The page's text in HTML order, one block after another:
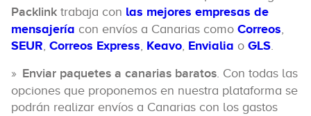
Packlink trabaja con las mejores empresas de
mensajería con envíos a Canarias como Correos,
SEUR, Correos Express, Keavo, Envialia o GLS.
Enviar paquetes a canarias baratos. Con todas las
opciones que proponemos en nuestra plataforma se
podrán realizar envíos a Canarias con los gastos